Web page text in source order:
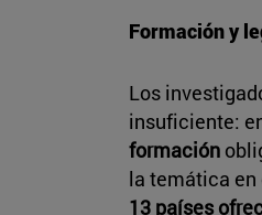
Formación y
Los
insuficiente:
formación
la temática
13 países